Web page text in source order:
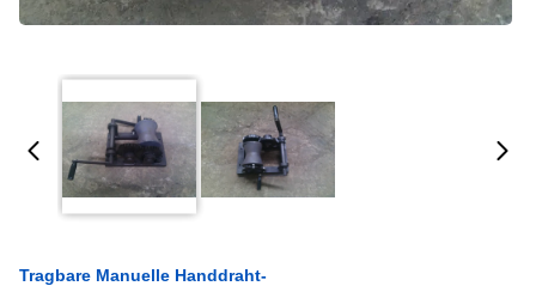
Tragbare Manuelle Handdraht-